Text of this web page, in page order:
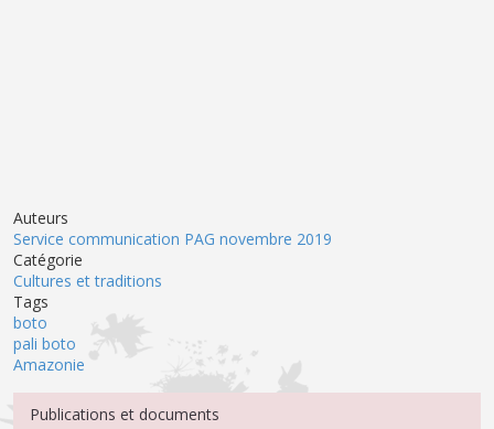
Auteurs
Service communication PAG novembre 2019
Catégorie
Cultures et traditions
Tags
boto
pali boto
Amazonie
Menu Médiathèque
Publications et documents